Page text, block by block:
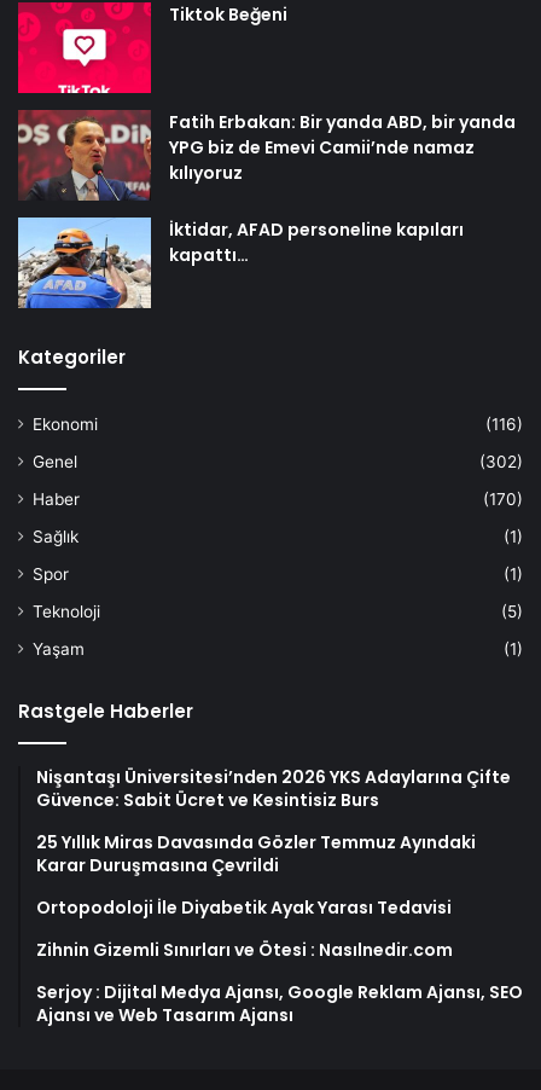
Tiktok Beğeni
Fatih Erbakan: Bir yanda ABD, bir yanda
YPG biz de Emevi Camii’nde namaz
kılıyoruz
İktidar, AFAD personeline kapıları
kapattı…
Kategoriler
Ekonomi
(116)
Genel
(302)
Haber
(170)
Sağlık
(1)
Spor
(1)
Teknoloji
(5)
Yaşam
(1)
Rastgele Haberler
Nişantaşı Üniversitesi’nden 2026 YKS Adaylarına Çifte
Güvence: Sabit Ücret ve Kesintisiz Burs
25 Yıllık Miras Davasında Gözler Temmuz Ayındaki
Karar Duruşmasına Çevrildi
Ortopodoloji İle Diyabetik Ayak Yarası Tedavisi
Zihnin Gizemli Sınırları ve Ötesi : Nasılnedir.com
Serjoy : Dijital Medya Ajansı, Google Reklam Ajansı, SEO
Ajansı ve Web Tasarım Ajansı